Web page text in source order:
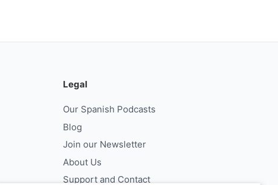
Legal
Our Spanish Podcasts
Blog
Join our Newsletter
About Us
Support and Contact